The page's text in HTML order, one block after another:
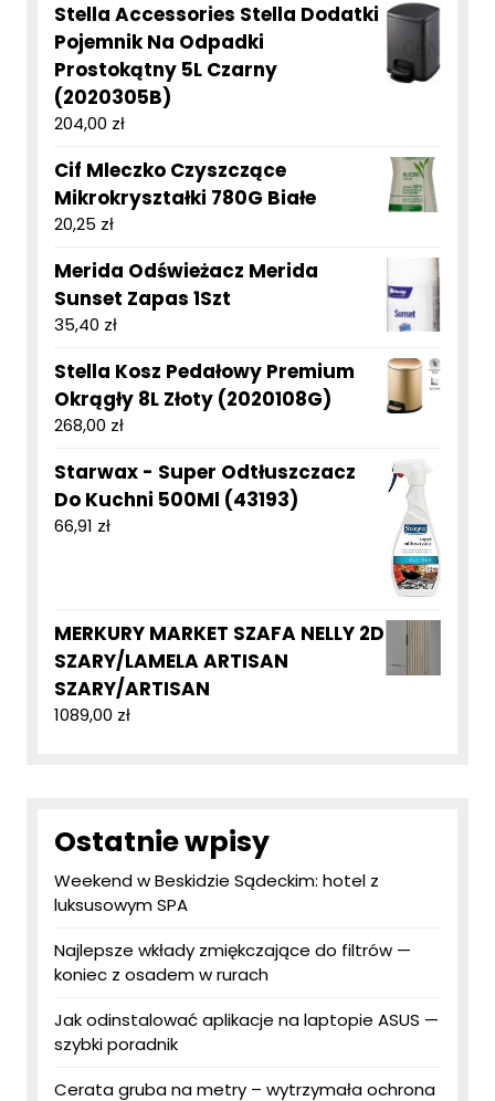
Stella Accessories Stella Dodatki
Pojemnik Na Odpadki
Prostokątny 5L Czarny
(2020305B)
204,00 zł
Cif Mleczko Czyszczące
Mikrokryształki 780G Białe
20,25 zł
Merida Odświeżacz Merida
Sunset Zapas 1Szt
35,40 zł
Stella Kosz Pedałowy Premium
Okrągły 8L Złoty (2020108G)
268,00 zł
Starwax - Super Odtłuszczacz
Do Kuchni 500Ml (43193)
66,91 zł
MERKURY MARKET SZAFA NELLY 2D
SZARY/LAMELA ARTISAN
SZARY/ARTISAN
1089,00 zł
Ostatnie wpisy
Weekend w Beskidzie Sądeckim: hotel z
luksusowym SPA
Najlepsze wkłady zmiękczające do filtrów —
koniec z osadem w rurach
Jak odinstalować aplikacje na laptopie ASUS —
szybki poradnik
Cerata gruba na metry – wytrzymała ochrona